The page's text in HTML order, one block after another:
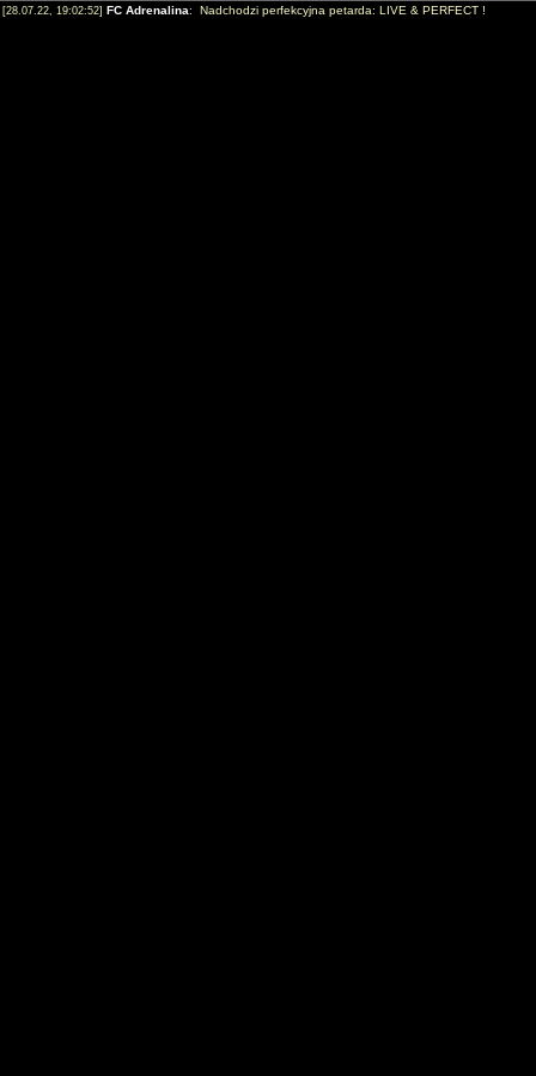
[28.07.22, 19:02:52] FC Adrenalina: Nadchodzi perfekcyjna petarda: LIVE & PERFECT !